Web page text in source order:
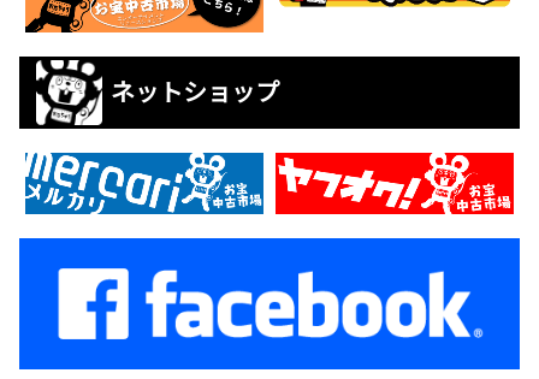
ネットショップ